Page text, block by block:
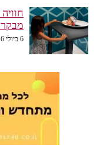
6 ביולי 2026